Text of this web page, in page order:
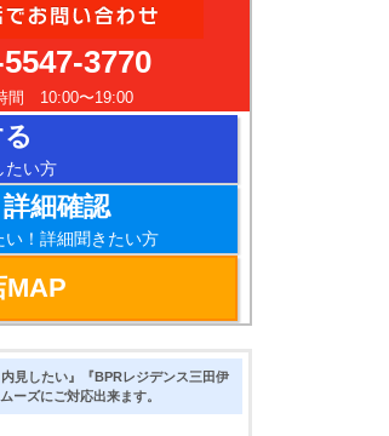
3770
間 10:00〜19:00
たい方
細確認
い！詳細聞きたい方
MAP
見したい』『BPRレジデンス三田伊
ーズにご対応出来ます。